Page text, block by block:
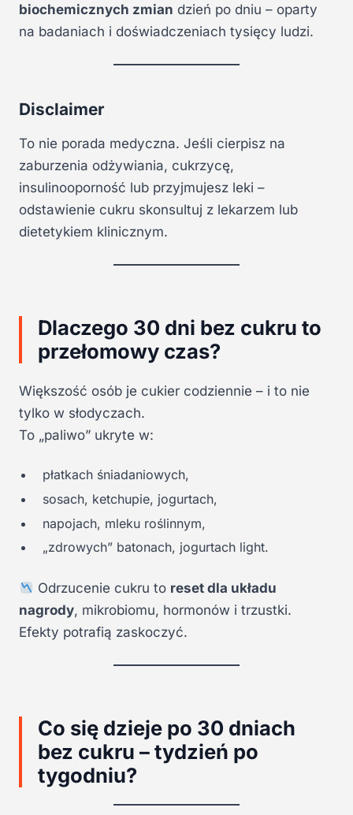
biochemicznych zmian dzień po dniu – oparty
na badaniach i doświadczeniach tysięcy ludzi.
Disclaimer
To nie porada medyczna. Jeśli cierpisz na
zaburzenia odżywiania, cukrzycę,
insulinooporność lub przyjmujesz leki –
odstawienie cukru skonsultuj z lekarzem lub
dietetykiem klinicznym.
Dlaczego 30 dni bez cukru to
przełomowy czas?
Większość osób je cukier codziennie – i to nie
tylko w słodyczach.
To „paliwo” ukryte w:
płatkach śniadaniowych,
sosach, ketchupie, jogurtach,
napojach, mleku roślinnym,
„zdrowych” batonach, jogurtach light.
Odrzucenie cukru to reset dla układu
nagrody, mikrobiomu, hormonów i trzustki.
Efekty potrafią zaskoczyć.
Co się dzieje po 30 dniach
bez cukru – tydzień po
tygodniu?